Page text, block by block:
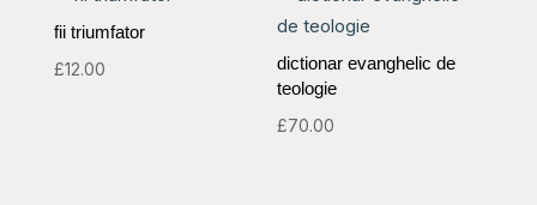
fii triumfator
£12.00
dictionar evanghelic de
teologie
£70.00